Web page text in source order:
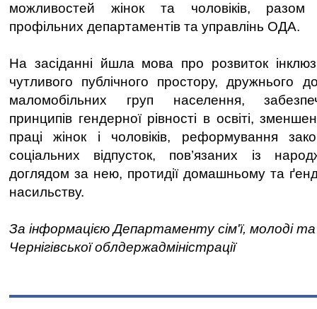
можливостей жінок та чоловіків, разом
профільних департаментів та управлінь ОДА.
На засіданні йшла мова про розвиток
чутливого публічного простору, дружнього
маломобільних груп населення,
принципів гендерної рівності в освіті,
праці жінок і чоловіків, реформування
соціальних відпусток, пов’язаних із
доглядом за нею, протидії домашньому та
насильству.
За інформацією Департаменту сім'ї, молоді
Чернігівської облдержадміністрації